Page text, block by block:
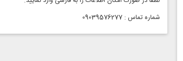
شماره تماس : 09039576277